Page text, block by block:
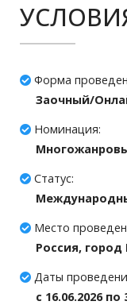
Форма
Заочный/
Номинация:
Статус:
Место
Россия, город
Даты
c 16.06.2026 по